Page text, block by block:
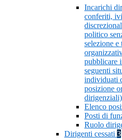
Incarichi
conferiti,
politico
selezione
pubblicare
seguenti
individuati
posizione
dirigenziali)
Elenco
Posti di
Ruolo
Dirigenti cessati 3